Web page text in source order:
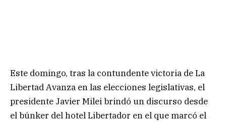
Este domingo, tras la contundente victoria de La
Libertad Avanza en las elecciones legislativas, el
presidente Javier Milei brindó un discurso desde
el búnker del hotel Libertador en el que marcó el